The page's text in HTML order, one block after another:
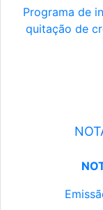
Programa de
quitação de